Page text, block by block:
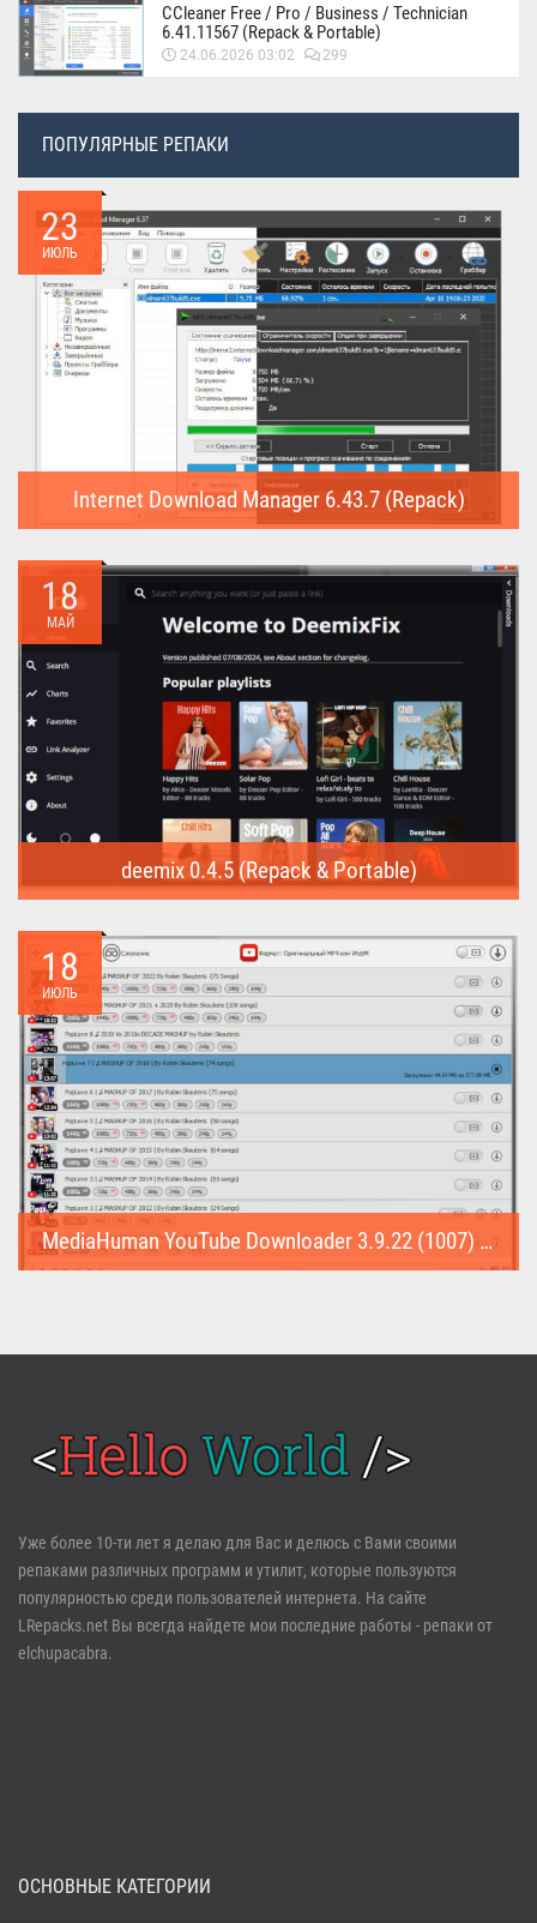
CCleaner Free / Pro / Business / Technician
6.41.11567 (Repack & Portable)
24.06.2026 03:02 299
ПОПУЛЯРНЫЕ РЕПАКИ
23
ИЮЛЬ
Internet Download Manager 6.43.7 (Repack)
предназначена для...
18
МАЙ
deemix 0.4.5 (Repack & Portable)
треки...
18
ИЮЛЬ
MediaHuman YouTube Downloader 3.9.22 (1007) (Repack & Portable)
Войти
Регистрация
Забыли пароль?
Уже более 10-ти лет я делаю для Вас и делюсь с Вами своими
репаками различных программ и утилит, которые пользуются
популярностью среди пользователей интернета. На сайте
LRepacks.net Вы всегда найдете мои последние работы - репаки от
elchupacabra.
ОСНОВНЫЕ КАТЕГОРИИ